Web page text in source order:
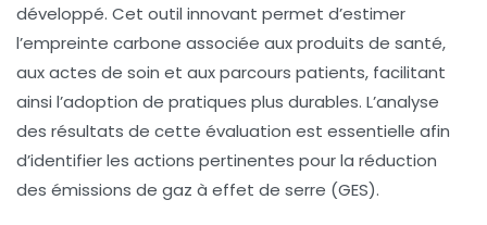
développé. Cet outil innovant permet d’estimer
l’empreinte carbone associée auxproduits de santé,
auxactes de soin et auxparcours patients, facilitant
ainsi l’adoption de pratiques plus durables. L’analyse
des résultats de cette évaluation est essentielle afin
d’identifier les actions pertinentes pour la réduction
des émissions de gaz à effet de serre (GES).